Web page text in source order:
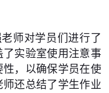
师对学员们进行了
实验室使用注意事
，以确保学员在使
还总结了学生作业